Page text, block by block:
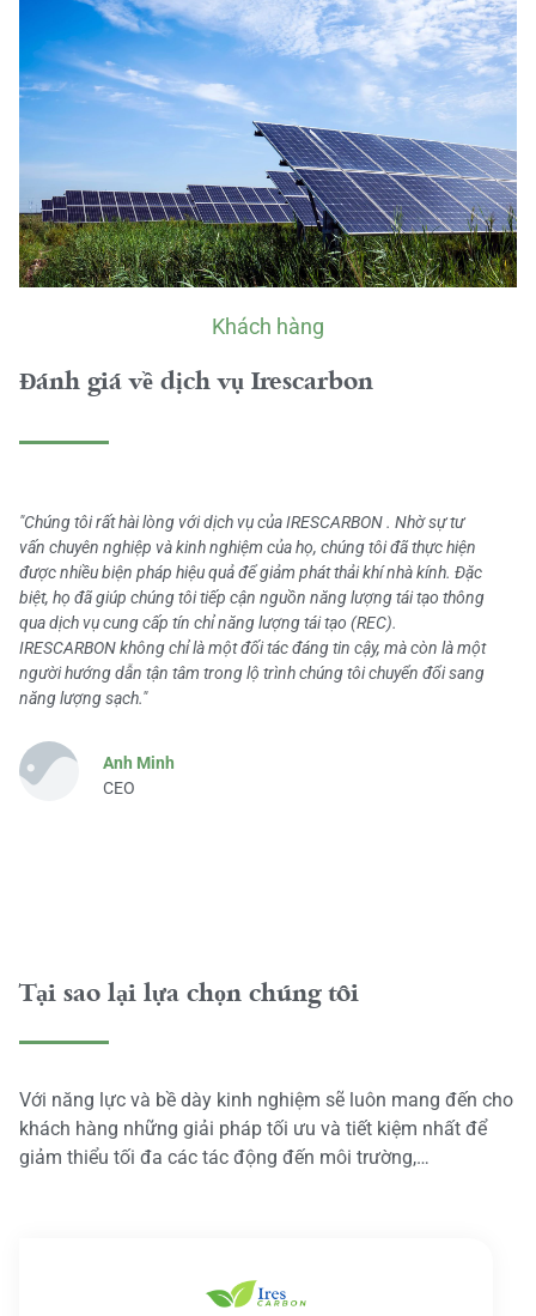
Khách hàng
Đánh giá về dịch vụ Irescarbon
"Chúng tôi rất hài lòng với dịch vụ của IRESCARBON . Nhờ sự tư
vấn chuyên nghiệp và kinh nghiệm của họ, chúng tôi đã thực hiện
được nhiều biện pháp hiệu quả để giảm phát thải khí nhà kính. Đặc
biệt, họ đã giúp chúng tôi tiếp cận nguồn năng lượng tái tạo thông
qua dịch vụ cung cấp tín chỉ năng lượng tái tạo (REC).
IRESCARBON không chỉ là một đối tác đáng tin cậy, mà còn là một
người hướng dẫn tận tâm trong lộ trình chúng tôi chuyển đổi sang
năng lượng sạch."
Anh Minh
CEO
Tại sao lại lựa chọn chúng tôi
Với năng lực và bề dày kinh nghiệm sẽ luôn mang đến cho
khách hàng những giải pháp tối ưu và tiết kiệm nhất để
giảm thiểu tối đa các tác động đến môi trường,…